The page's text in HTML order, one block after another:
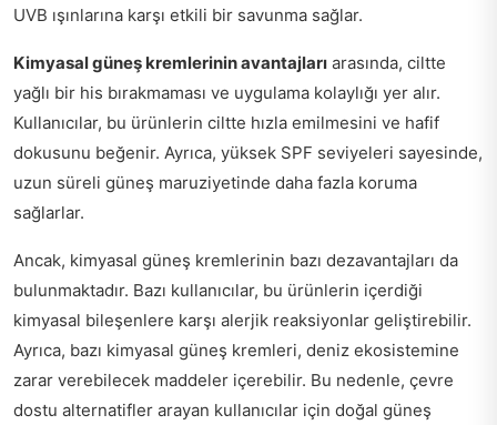
UVB ışınlarına karşı etkili bir savunma sağlar.
Kimyasal güneş kremlerinin avantajları arasında, ciltte
yağlı bir his bırakmaması ve uygulama kolaylığı yer alır.
Kullanıcılar, bu ürünlerin ciltte hızla emilmesini ve hafif
dokusunu beğenir. Ayrıca, yüksek SPF seviyeleri sayesinde,
uzun süreli güneş maruziyetinde daha fazla koruma
sağlarlar.
Ancak, kimyasal güneş kremlerinin bazı dezavantajları da
bulunmaktadır. Bazı kullanıcılar, bu ürünlerin içerdiği
kimyasal bileşenlere karşı alerjik reaksiyonlar geliştirebilir.
Ayrıca, bazı kimyasal güneş kremleri, deniz ekosistemine
zarar verebilecek maddeler içerebilir. Bu nedenle, çevre
dostu alternatifler arayan kullanıcılar için doğal güneş